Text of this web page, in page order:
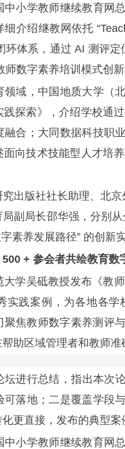
学教师继续教育网总
细介绍继教网依托
体系，通过 AI 测评
师数字素养培训模式创
，中国地质大学（北
探索》，介绍学校通
合；大同数据科技职
向技术技能型人才培
版社社长助理、北京
副局长邵华强，分别
素养发展路径” 的创新
+ 参会者共绘教育数
吴砥教授发布《教师
实践案例，为各地各
焦教师数字素养测评
助区域管理者和教师准
行总结，指出本次论
可落地；二是覆盖学段
更直接，发布的典型案
学教师继续教育网总